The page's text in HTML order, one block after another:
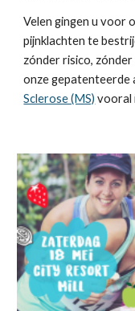
Velen gingen u voor
pijnklachten te
zónder risico,
onze gepatenteerde
Sclerose (MS) vooral